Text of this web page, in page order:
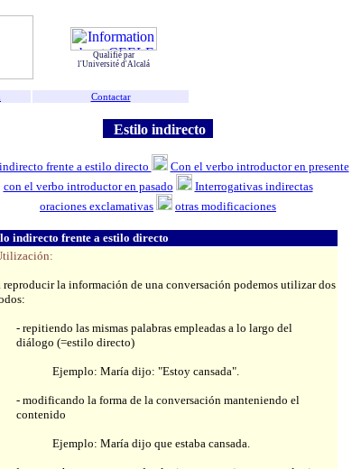
Qualifié par
l'Université d'Alcalá
Contactar
Estilo indirecto
frente a estilo directo
Con el verbo introductor en presente
con el verbo introductor en pasado
Interrogativas indirectas
oraciones exclamativas
otras modificaciones
indirecto frente a estilo directo
reproducir la información de una conversación podemos utilizar dos
- repitiendo las mismas palabras empleadas a lo largo del
diálogo (=estilo directo)
Ejemplo: María dijo: "Estoy cansada".
- modificando la forma de la conversación manteniendo el
contenido
Ejemplo: María dijo que estaba cansada.